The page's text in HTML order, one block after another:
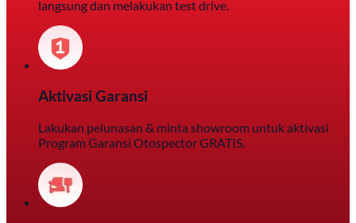
langsung dan melakukan test drive.
Aktivasi Garansi
Lakukan pelunasan & minta showroom untuk aktivasi
Program Garansi Otospector GRATIS.